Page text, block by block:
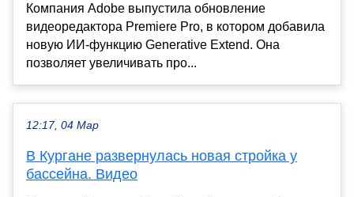
Компания Adobe выпустила обновление
видеоредактора Premiere Pro, в котором добавила
новую ИИ-функцию Generative Extend. Она
позволяет увеличивать про...
12:17, 04 Мар
В Кургане развернулась новая стройка у
бассейна. Видео